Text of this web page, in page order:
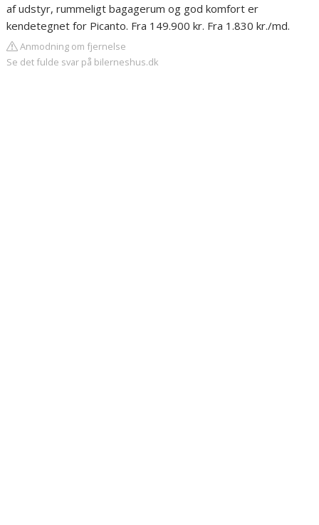
af udstyr, rummeligt bagagerum og god komfort er
kendetegnet for Picanto. Fra 149.900 kr. Fra 1.830 kr./md.
Anmodning om fjernelse
Se det fulde svar på bilerneshus.dk